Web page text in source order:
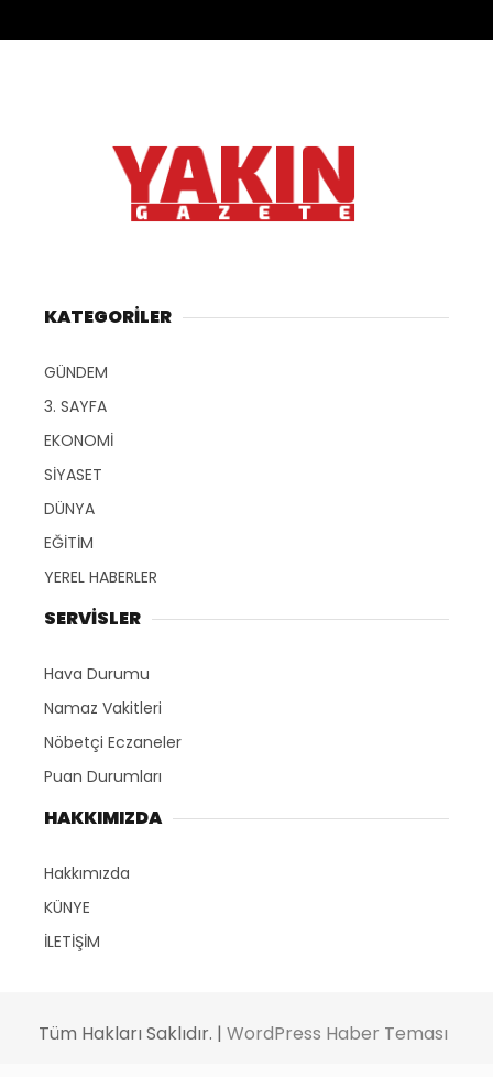
KATEGORİLER
GÜNDEM
3. SAYFA
EKONOMİ
SİYASET
DÜNYA
EĞİTİM
YEREL HABERLER
SERVİSLER
Hava Durumu
Namaz Vakitleri
Nöbetçi Eczaneler
Puan Durumları
HAKKIMIZDA
Hakkımızda
KÜNYE
İLETİŞİM
Tüm Hakları Saklıdır. | WordPress Haber Teması